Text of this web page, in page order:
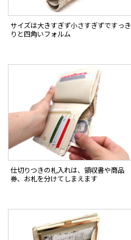
サイズは大きすぎず小さすぎずですっき
りと四角いフォルム
仕切りつきの札入れは、領収書や商品
券、お札を分けてしまえます